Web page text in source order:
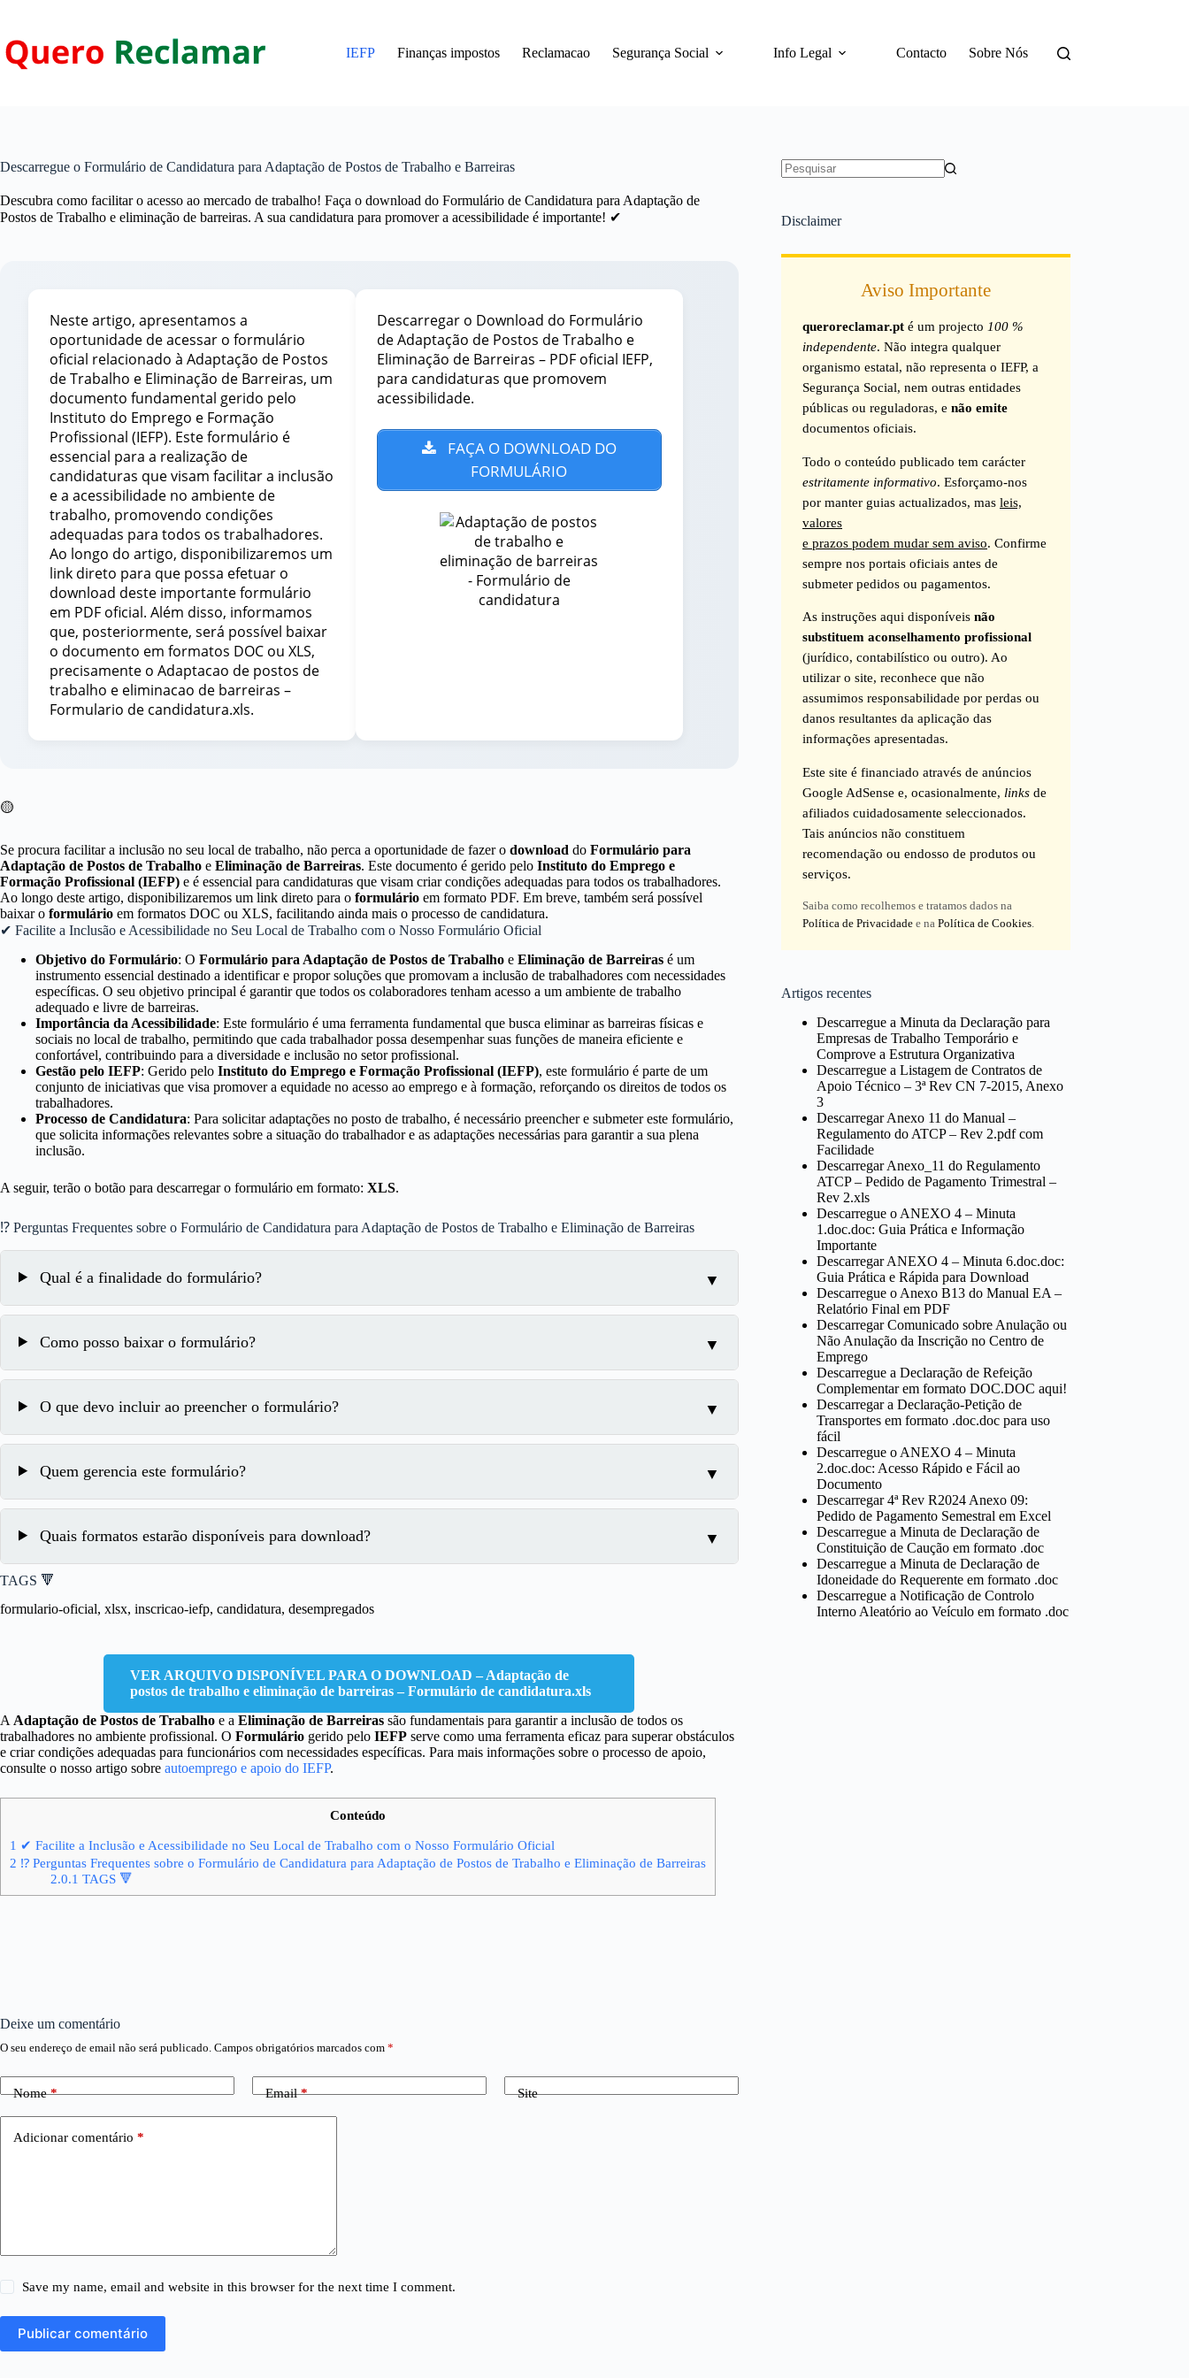
conteúdo
IEFP Finanças impostos Reclamacao Segurança Social Info Legal Contacto Sobre Nós
Descarregue o Formulário de Candidatura para Adaptação de Postos de Trabalho e Barreiras
Descubra como facilitar o acesso ao mercado de trabalho! Faça o download do Formulário de Candidatura para Adaptação de
Postos de Trabalho e eliminação de barreiras. A sua candidatura para promover a acessibilidade é importante! ✔
Neste artigo, apresentamos a
oportunidade de acessar o formulário
oficial relacionado à Adaptação de Postos
de Trabalho e Eliminação de Barreiras, um
documento fundamental gerido pelo
Instituto do Emprego e Formação
Profissional (IEFP). Este formulário é
essencial para a realização de
candidaturas que visam facilitar a inclusão
e a acessibilidade no ambiente de
trabalho, promovendo condições
adequadas para todos os trabalhadores.
Ao longo do artigo, disponibilizaremos um
link direto para que possa efetuar o
download deste importante formulário
em PDF oficial. Além disso, informamos
que, posteriormente, será possível baixar
o documento em formatos DOC ou XLS,
precisamente o Adaptacao de postos de
trabalho e eliminacao de barreiras –
Formulario de candidatura.xls.
Descarregar o Download do Formulário
de Adaptação de Postos de Trabalho e
Eliminação de Barreiras – PDF oficial IEFP,
para candidaturas que promovem
acessibilidade.
FAÇA O DOWNLOAD DO
FORMULÁRIO
🟡
Se procura facilitar a inclusão no seu local de trabalho, não perca a oportunidade de fazer o download do Formulário para
Adaptação de Postos de Trabalho e Eliminação de Barreiras. Este documento é gerido pelo Instituto do Emprego e
Formação Profissional (IEFP) e é essencial para candidaturas que visam criar condições adequadas para todos os trabalhadores.
Ao longo deste artigo, disponibilizaremos um link direto para o formulário em formato PDF. Em breve, também será possível
baixar o formulário em formatos DOC ou XLS, facilitando ainda mais o processo de candidatura.
✔ Facilite a Inclusão e Acessibilidade no Seu Local de Trabalho com o Nosso Formulário Oficial
Objetivo do Formulário: O Formulário para Adaptação de Postos de Trabalho e Eliminação de Barreiras é um
instrumento essencial destinado a identificar e propor soluções que promovam a inclusão de trabalhadores com necessidades
específicas. O seu objetivo principal é garantir que todos os colaboradores tenham acesso a um ambiente de trabalho
adequado e livre de barreiras.
Importância da Acessibilidade: Este formulário é uma ferramenta fundamental que busca eliminar as barreiras físicas e
sociais no local de trabalho, permitindo que cada trabalhador possa desempenhar suas funções de maneira eficiente e
confortável, contribuindo para a diversidade e inclusão no setor profissional.
Gestão pelo IEFP: Gerido pelo Instituto do Emprego e Formação Profissional (IEFP), este formulário é parte de um
conjunto de iniciativas que visa promover a equidade no acesso ao emprego e à formação, reforçando os direitos de todos os
trabalhadores.
Processo de Candidatura: Para solicitar adaptações no posto de trabalho, é necessário preencher e submeter este formulário,
que solicita informações relevantes sobre a situação do trabalhador e as adaptações necessárias para garantir a sua plena
inclusão.
A seguir, terão o botão para descarregar o formulário em formato: XLS.
⁉ Perguntas Frequentes sobre o Formulário de Candidatura para Adaptação de Postos de Trabalho e Eliminação de Barreiras
Qual é a finalidade do formulário?
Como posso baixar o formulário?
O que devo incluir ao preencher o formulário?
Quem gerencia este formulário?
Quais formatos estarão disponíveis para download?
TAGS 🔻
formulario-oficial, xlsx, inscricao-iefp, candidatura, desempregados
VER ARQUIVO DISPONÍVEL PARA O DOWNLOAD – Adaptação de
postos de trabalho e eliminação de barreiras – Formulário de candidatura.xls
A Adaptação de Postos de Trabalho e a Eliminação de Barreiras são fundamentais para garantir a inclusão de todos os
trabalhadores no ambiente profissional. O Formulário gerido pelo IEFP serve como uma ferramenta eficaz para superar obstáculos
e criar condições adequadas para funcionários com necessidades específicas. Para mais informações sobre o processo de apoio,
consulte o nosso artigo sobre autoemprego e apoio do IEFP.
Conteúdo
1 ✔ Facilite a Inclusão e Acessibilidade no Seu Local de Trabalho com o Nosso Formulário Oficial
2 ⁉ Perguntas Frequentes sobre o Formulário de Candidatura para Adaptação de Postos de Trabalho e Eliminação de Barreiras
2.0.1 TAGS 🔻
Disclaimer
Aviso Importante
queroreclamar.pt é um projecto100 %
independente. Não integra qualquer
organismo estatal, não representa o IEFP, a
Segurança Social, nem outras entidades
públicas ou reguladoras, enão emite
documentos oficiais.
Todo o conteúdo publicado tem carácter
estritamente informativo. Esforçamo-nos
por manter guias actualizados, masleis,
valores
e prazos podem mudar sem aviso. Confirme
sempre nos portais oficiais antes de
submeter pedidos ou pagamentos.
As instruções aqui disponíveisnão
substituem aconselhamento profissional
(jurídico, contabilístico ou outro). Ao
utilizar o site, reconhece que não
assumimos responsabilidade por perdas ou
danos resultantes da aplicação das
informações apresentadas.
Este site é financiado através de anúncios
Google AdSense e, ocasionalmente, links de
afiliados cuidadosamente seleccionados.
Tais anúncios não constituem
recomendação ou endosso de produtos ou
serviços.
Saiba como recolhemos e tratamos dados na
Política de Privacidade e naPolítica de Cookies.
Artigos recentes
Descarregue a Minuta da Declaração para
Empresas de Trabalho Temporário e
Comprove a Estrutura Organizativa
Descarregue a Listagem de Contratos de
Apoio Técnico – 3ª Rev CN 7-2015, Anexo
3
Descarregar Anexo 11 do Manual –
Regulamento do ATCP – Rev 2.pdf com
Facilidade
Descarregar Anexo_11 do Regulamento
ATCP – Pedido de Pagamento Trimestral –
Rev 2.xls
Descarregue o ANEXO 4 – Minuta
1.doc.doc: Guia Prática e Informação
Importante
Descarregar ANEXO 4 – Minuta 6.doc.doc:
Guia Prática e Rápida para Download
Descarregue o Anexo B13 do Manual EA –
Relatório Final em PDF
Descarregar Comunicado sobre Anulação ou
Não Anulação da Inscrição no Centro de
Emprego
Descarregue a Declaração de Refeição
Complementar em formato DOC.DOC aqui!
Descarregar a Declaração-Petição de
Transportes em formato .doc.doc para uso
fácil
Descarregue o ANEXO 4 – Minuta
2.doc.doc: Acesso Rápido e Fácil ao
Documento
Descarregar 4ª Rev R2024 Anexo 09:
Pedido de Pagamento Semestral em Excel
Descarregue a Minuta de Declaração de
Constituição de Caução em formato .doc
Descarregue a Minuta de Declaração de
Idoneidade do Requerente em formato .doc
Descarregue a Notificação de Controlo
Interno Aleatório ao Veículo em formato .doc
Deixe um comentário
O seu endereço de email não será publicado. Campos obrigatórios marcados com *
Nome* Email* Site
Adicionar comentário *
Save my name, email and website in this browser for the next time I comment.
Publicar comentário